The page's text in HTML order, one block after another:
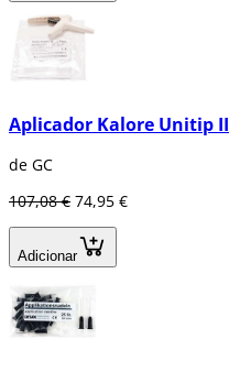
Aplicador Kalore Unitip II
de GC
107,08 € 74,95 €
Adicionar